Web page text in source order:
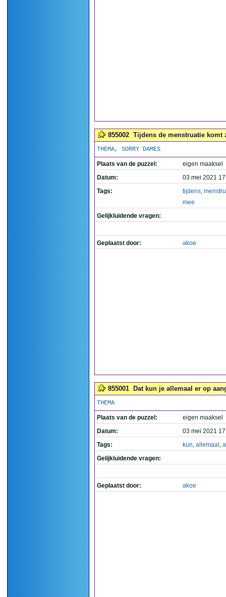
855002 Tijdens de menstruatie komt
THEMA, SORRY DAMES
Plaats van de puzzel:
eigen maaksel
Datum:
03 mei 2021
Tags:
tijdens,
mee
Gelijkluidende vragen:
Geplaatst door: akoe
855001 Dat kun je allemaal er op
THEMA
Plaats van de puzzel:
eigen maaksel
Datum:
03 mei 2021
Tags:
kun, allemaal ,
Gelijkluidende vragen:
Geplaatst door: akoe